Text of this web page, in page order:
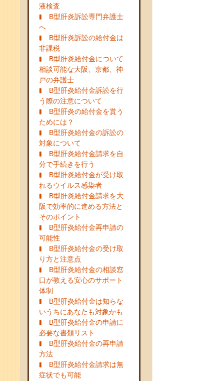
液検査
B型肝炎訴訟専門弁護士
へ
B型肝炎訴訟の給付金は
非課税
B型肝炎給付金について
相談可能な大阪、京都、神
戸の弁護士
B型肝炎給付金訴訟を行
う際の注意について
B型肝炎の給付金を貰う
ためには？
B型肝炎給付金の訴訟の
対象について
B型肝炎給付金請求を自
分で手続きを行う
B型肝炎給付金が受け取
れるウイルス感染者
B型肝炎給付金請求を大
阪で効率的に進める方法と
そのポイント
B型肝炎給付金再申請の
可能性
B型肝炎給付金の受け取
り方と注意点
B型肝炎給付金の相談窓
口が教える安心のサポート
体制
B型肝炎給付金は知らな
いうちにあなたも対象かも
B型肝炎給付金の申請に
必要な書類リスト
B型肝炎給付金の再申請
方法
B型肝炎給付金請求は無
症状でも可能